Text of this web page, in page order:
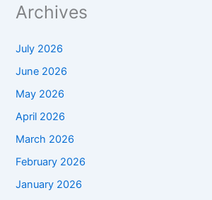
Archives
July 2026
June 2026
May 2026
April 2026
March 2026
February 2026
January 2026